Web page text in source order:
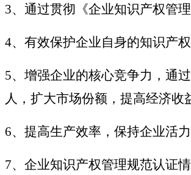
3、通过贯彻《企业知识产权管
4、有效保护企业自身的知识产
5、增强企业的核心竞争力，通
人，扩大市场份额，提高经济收
6、提高生产效率，保持企业活
7、企业知识产权管理规范认证